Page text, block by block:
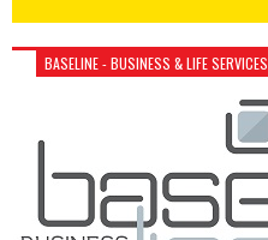
BASELINE - BUSINESS & LIFE SERVICES